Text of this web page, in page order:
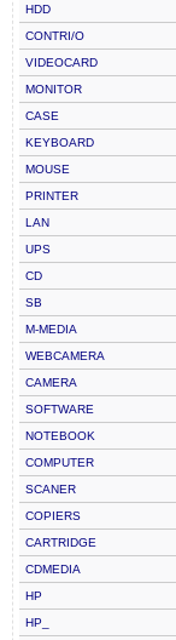
HDD
CONTRI/O
VIDEOCARD
MONITOR
CASE
KEYBOARD
MOUSE
PRINTER
LAN
UPS
CD
SB
M-MEDIA
WEBCAMERA
CAMERA
SOFTWARE
NOTEBOOK
COMPUTER
SCANER
COPIERS
CARTRIDGE
CDMEDIA
HP
HP_